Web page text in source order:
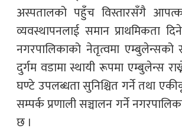
अस्पतालको पहुँच विस्तारसँगै
व्यवस्थापनलाई समान प्राथमिकता
नगरपालिकाको नेतृत्वमा
दुर्गम वडामा स्थायी रूपमा एम्बुलेन्स
घण्टे उपलब्धता सुनिश्चित गर्ने तथा
सम्पर्क प्रणाली सञ्चालन गर्ने
छ ।